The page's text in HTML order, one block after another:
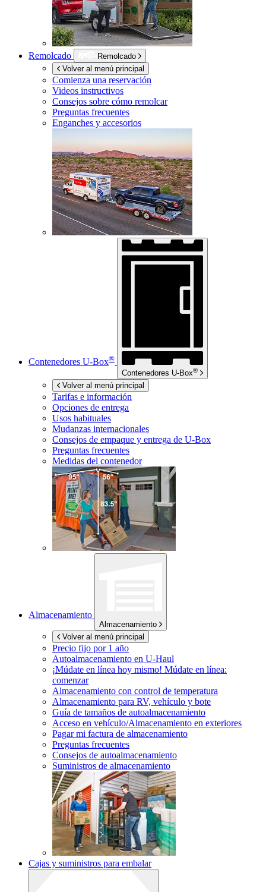
Remolcado
Remolcado
Volver al menú principal
Comienza una reservación
Videos instructivos
Consejos sobre cómo remolcar
Preguntas frecuentes
Enganches y accesorios
Contenedores U-Box®
Contenedores U-Box®
Volver al menú principal
Tarifas e información
Opciones de entrega
Usos habituales
Mudanzas internacionales
Consejos de empaque y entrega de U-Box
Preguntas frecuentes
Medidas del contenedor
Almacenamiento
Almacenamiento
Volver al menú principal
Precio fijo por 1 año
Autoalmacenamiento en U-Haul
¡Múdate en línea hoy mismo! Múdate en línea:
comenzar
Almacenamiento con control de temperatura
Almacenamiento para RV, vehículo y bote
Guía de tamaños de autoalmacenamiento
Acceso en vehículo/Almacenamiento en exteriores
Pagar mi factura de almacenamiento
Preguntas frecuentes
Consejos de autoalmacenamiento
Suministros de almacenamiento
Cajas y suministros para embalar